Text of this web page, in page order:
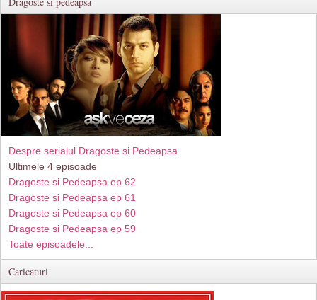
Despre serialul Dragoste si Pedeapsa
Ultimele 4 episoade
Dragoste si Pedeapsa ep 62
Dragoste si Pedeapsa ep 61
Dragoste si Pedeapsa ep 60
Dragoste si Pedeapsa ep 59
Toate episoadele...
Caricaturi